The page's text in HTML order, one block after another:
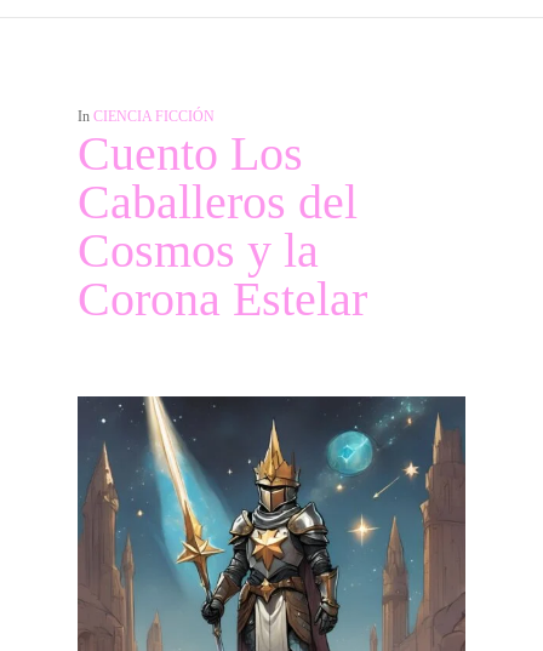
In CIENCIA FICCIÓN
Cuento Los
Caballeros del
Cosmos y la
Corona Estelar